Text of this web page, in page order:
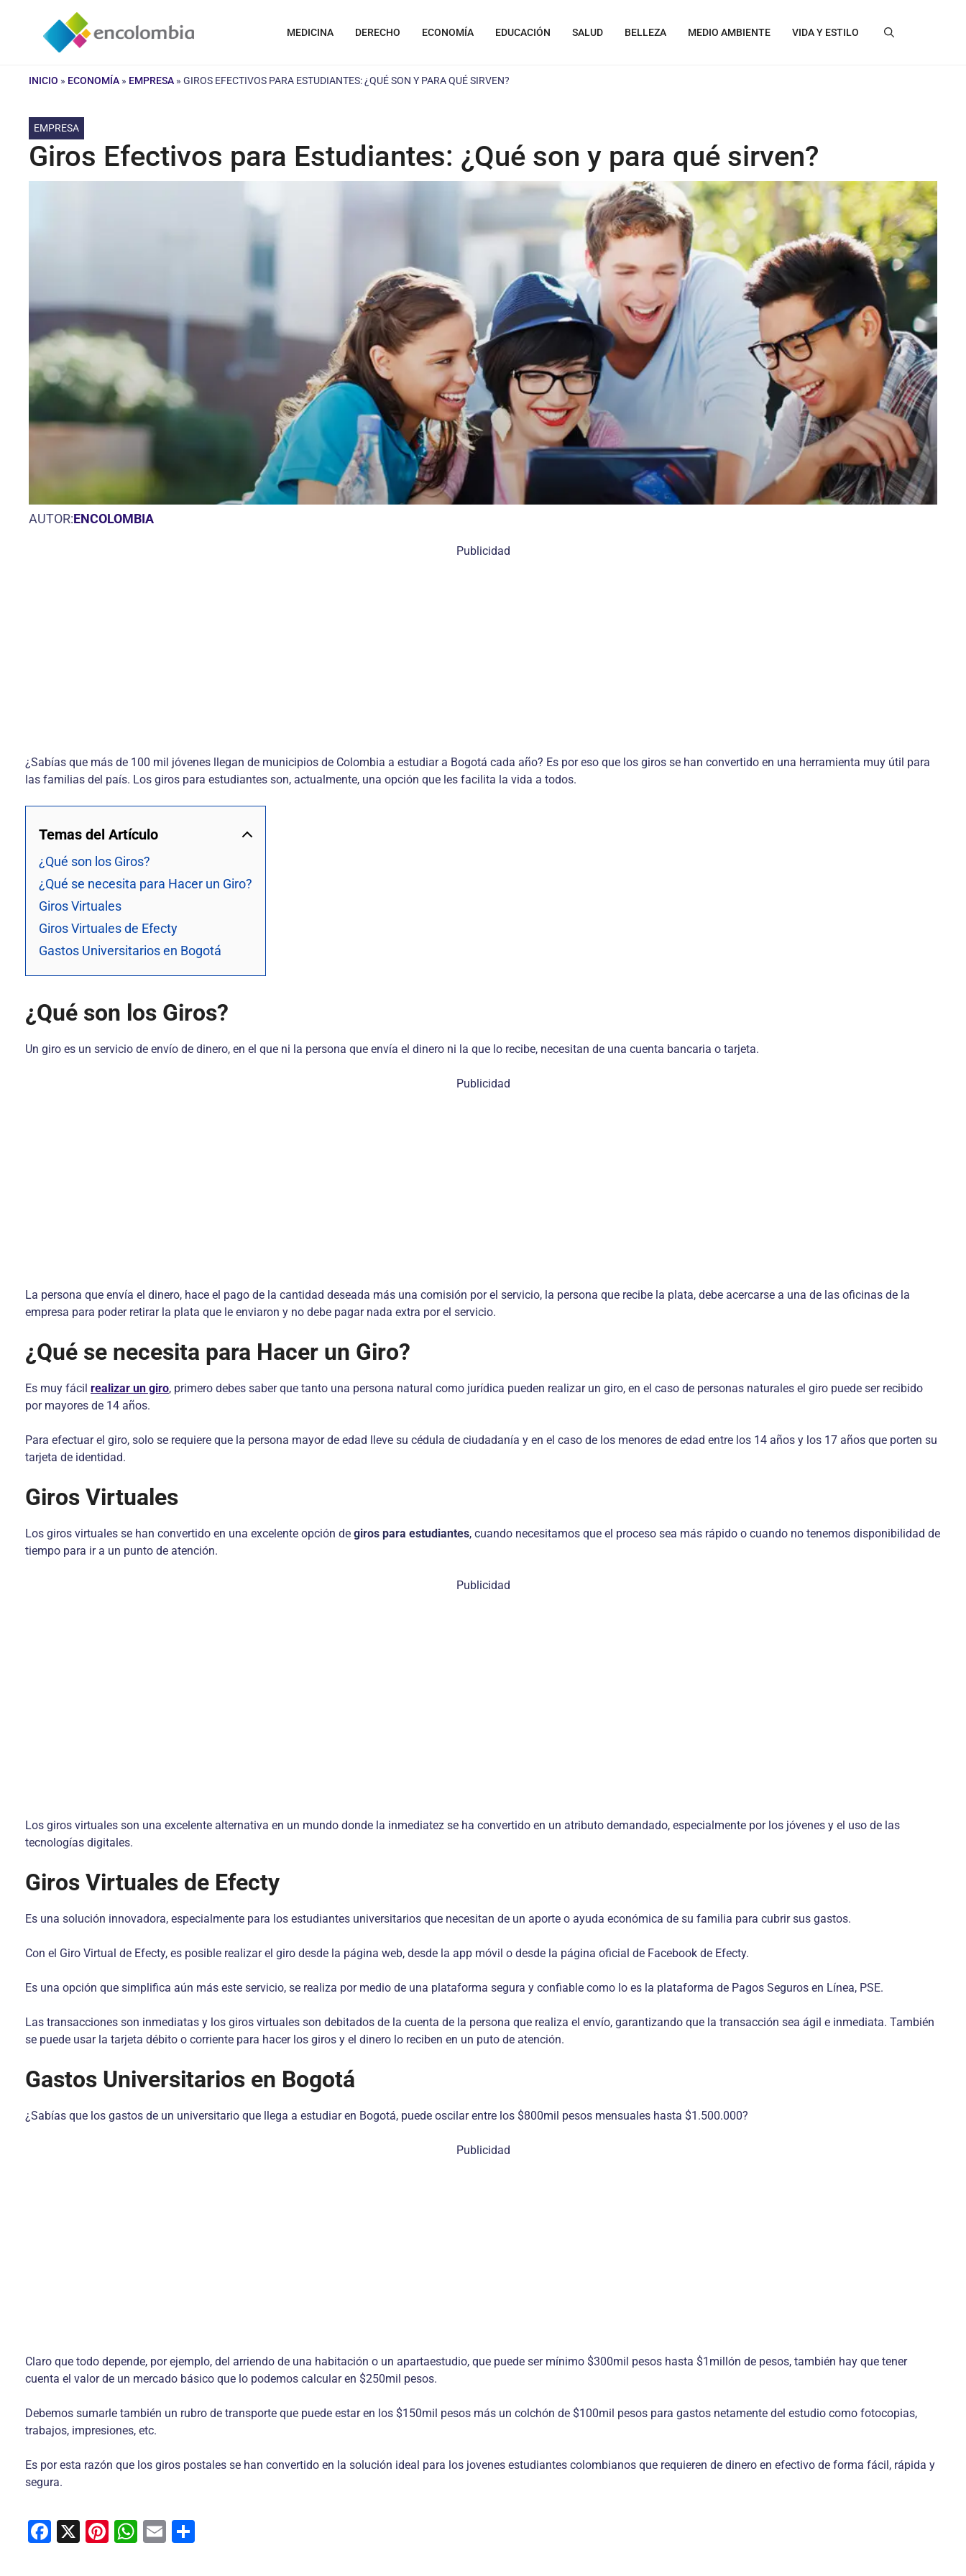
contenido
MEDICINA DERECHO ECONOMÍA EDUCACIÓN SALUD BELLEZA MEDIO AMBIENTE VIDA Y ESTILO
INICIO » ECONOMÍA » EMPRESA » GIROS EFECTIVOS PARA ESTUDIANTES: ¿QUÉ SON Y PARA QUÉ SIRVEN?
EMPRESA
Giros Efectivos para Estudiantes: ¿Qué son y para qué sirven?
AUTOR:ENCOLOMBIA
Publicidad
¿Sabías que más de 100 mil jóvenes llegan de municipios de Colombia a estudiar a Bogotá cada año? Es por eso que los giros se han convertido en una herramienta muy útil para
las familias del país. Los giros para estudiantes son, actualmente, una opción que les facilita la vida a todos.
Temas del Artículo
¿Qué son los Giros?
¿Qué se necesita para Hacer un Giro?
Giros Virtuales
Giros Virtuales de Efecty
Gastos Universitarios en Bogotá
¿Qué son los Giros?
Un giro es un servicio de envío de dinero, en el que ni la persona que envía el dinero ni la que lo recibe, necesitan de una cuenta bancaria o tarjeta.
Publicidad
La persona que envía el dinero, hace el pago de la cantidad deseada más una comisión por el servicio, la persona que recibe la plata, debe acercarse a una de las oficinas de la
empresa para poder retirar la plata que le enviaron y no debe pagar nada extra por el servicio.
¿Qué se necesita para Hacer un Giro?
Es muy fácil realizar un giro, primero debes saber que tanto una persona natural como jurídica pueden realizar un giro, en el caso de personas naturales el giro puede ser recibido
por mayores de 14 años.
Para efectuar el giro, solo se requiere que la persona mayor de edad lleve su cédula de ciudadanía y en el caso de los menores de edad entre los 14 años y los 17 años que porten su
tarjeta de identidad.
Giros Virtuales
Los giros virtuales se han convertido en una excelente opción de giros para estudiantes, cuando necesitamos que el proceso sea más rápido o cuando no tenemos disponibilidad de
tiempo para ir a un punto de atención.
Publicidad
Los giros virtuales son una excelente alternativa en un mundo donde la inmediatez se ha convertido en un atributo demandado, especialmente por los jóvenes y el uso de las
tecnologías digitales.
Giros Virtuales de Efecty
Es una solución innovadora, especialmente para los estudiantes universitarios que necesitan de un aporte o ayuda económica de su familia para cubrir sus gastos.
Con el Giro Virtual de Efecty, es posible realizar el giro desde la página web, desde la app móvil o desde la página oficial de Facebook de Efecty.
Es una opción que simplifica aún más este servicio, se realiza por medio de una plataforma segura y confiable como lo es la plataforma de Pagos Seguros en Línea, PSE.
Las transacciones son inmediatas y los giros virtuales son debitados de la cuenta de la persona que realiza el envío, garantizando que la transacción sea ágil e inmediata. También
se puede usar la tarjeta débito o corriente para hacer los giros y el dinero lo reciben en un puto de atención.
Gastos Universitarios en Bogotá
¿Sabías que los gastos de un universitario que llega a estudiar en Bogotá, puede oscilar entre los $800mil pesos mensuales hasta $1.500.000?
Publicidad
Claro que todo depende, por ejemplo, del arriendo de una habitación o un apartaestudio, que puede ser mínimo $300mil pesos hasta $1millón de pesos, también hay que tener
cuenta el valor de un mercado básico que lo podemos calcular en $250mil pesos.
Debemos sumarle también un rubro de transporte que puede estar en los $150mil pesos más un colchón de $100mil pesos para gastos netamente del estudio como fotocopias,
trabajos, impresiones, etc.
Es por esta razón que los giros postales se han convertido en la solución ideal para los jovenes estudiantes colombianos que requieren de dinero en efectivo de forma fácil, rápida y
segura.
F
X
Pi W E